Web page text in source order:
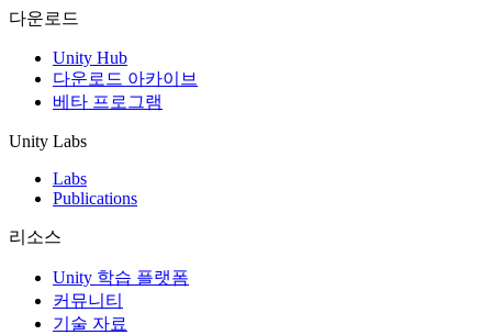
멀티플레이어 게임
멀티플레이어 게임 개발을 간소화하세요.
다운로드
Unity Hub
다운로드 아카이브
베타 프로그램
Unity Labs
Labs
Publications
리소스
Unity 학습 플랫폼
커뮤니티
기술 자료